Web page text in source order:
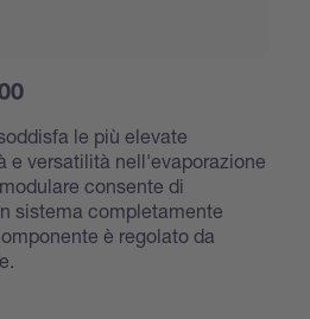
le più elevate
e versatilità nell'evaporazione
consente di
sistema completamente
è regolato da